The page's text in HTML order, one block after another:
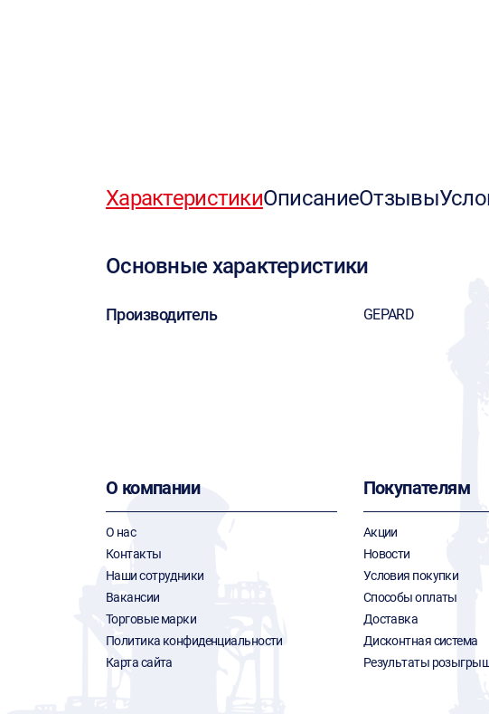
ХарактеристикиОписаниеОтзывы
Основные характеристики
Производитель GEPARD
О компании
О нас
Контакты
Наши сотрудники
Вакансии
Торговые марки
Политика конфиденциальности
Карта сайта
Покупателям
Акции
Новости
Условия покупки
Способы оплаты
Доставка
Дисконтная система
Результаты